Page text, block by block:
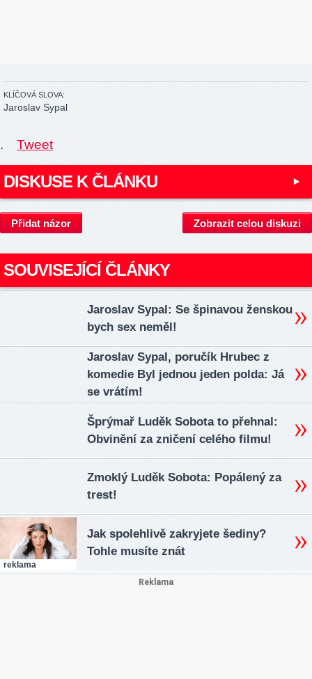
KLÍČOVÁ SLOVA:
Jaroslav Sypal
. Tweet
DISKUSE K ČLÁNKU
Přidat názor Zobrazit celou diskuzi
SOUVISEJÍCÍ ČLÁNKY
Jaroslav Sypal: Se špinavou ženskou
bych sex neměl!
Jaroslav Sypal, poručík Hrubec z
komedie Byl jednou jeden polda: Já
se vrátím!
Šprýmař Luděk Sobota to přehnal:
Obvinění za zničení celého filmu!
Zmoklý Luděk Sobota: Popálený za
trest!
reklama
Jak spolehlivě zakryjete šediny?
Tohle musíte znát